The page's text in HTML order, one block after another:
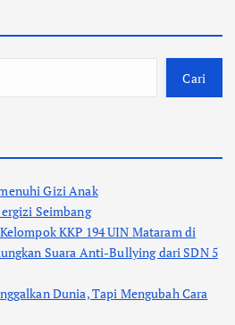
Cari
Gizi Anak
Seimbang
KKP 194 UIN Mataram di
Suara Anti-Bullying dari SDN 5
Dunia, Tapi Mengubah Cara